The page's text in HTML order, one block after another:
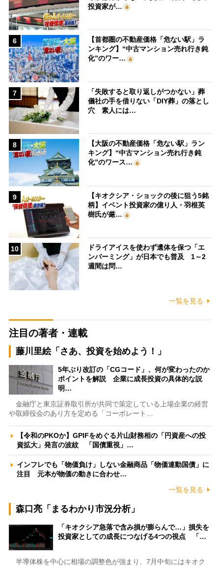
投資家が…
6
【首都圏の不動産価格「危ない駅」ラ
ンキング】“中古マンション売れ行き鈍
化”のワー…
7
「失敗すると取り返しがつかない」葬
儀社の手を借りない「DIY葬」の落とし
穴 素人には…
8
【大阪の不動産価格「危ない駅」ラン
キング】“中古マンション売れ行き鈍
化”のワース…
9
【キオクシア・ショックの後に狙う5銘
柄】イベント投資家の億り人・羽根英
樹氏が厳…
10
ドライアイスを使わず遺体を保つ「エ
ンバーミング」が日本でも普及 1～2
週間は問…
一覧を見る
注目の著者・連載
藤川里絵「さあ、投資を始めよう！」
5年ぶり改訂の「CGコード」、何が変わったのか
ポイントを解説 企業に成長投資の具体的な説
明…
金融庁と東京証券取引所が共同で策定している上場企業の経営
や取締役会のあり方を定める「コーポレート…
【令和のPKOか】GPIFをめぐる片山財務相の「円資産への投
資拡大」発言の波紋 「国債重視」…
インフレでも「物価負け」しない金融商品「物価連動国債」に
注目 元本が物価の動きに合わせ…
一覧を見る
森口亮「まるわかり市況分析」
「キオクシア急落で含み損が膨らんで…」損失を
投資家としての成長につなげる4つの視点 「…
半導体株を中心に相場の調整色が強まり、7月中旬にはキオク